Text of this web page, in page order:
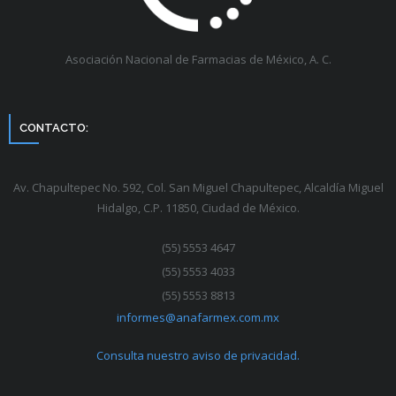
Asociación Nacional de Farmacias de México, A. C.
CONTACTO:
Av. Chapultepec No. 592, Col. San Miguel Chapultepec, Alcaldía Miguel
Hidalgo, C.P. 11850, Ciudad de México.
(55) 5553 4647
(55) 5553 4033
(55) 5553 8813
informes@anafarmex.com.mx
Consulta nuestro aviso de privacidad.